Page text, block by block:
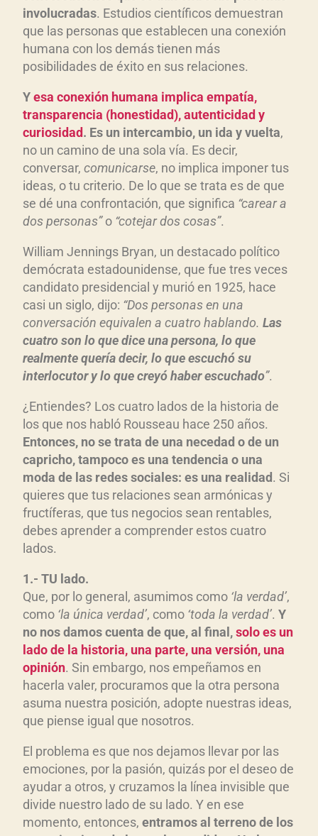
involucradas. Estudios científicos demuestran
que las personas que establecen una conexión
humana con los demás tienen más
posibilidades de éxito en sus relaciones.
Yesa conexión humana implica empatía,
transparencia (honestidad), autenticidad y
curiosidad. Es un intercambio, un ida y vuelta,
no un camino de una sola vía. Es decir,
conversar, comunicarse, no implica imponer tus
ideas, o tu criterio. De lo que se trata es de que
se dé una confrontación, que significa “carear a
dos personas”o “cotejar dos cosas”.
William Jennings Bryan, un destacado político
demócrata estadounidense, que fue tres veces
candidato presidencial y murió en 1925, hace
casi un siglo, dijo: “Dos personas en una
conversación equivalen a cuatro hablando. Las
cuatro son lo que dice una persona, lo que
realmente quería decir, lo que escuchó su
interlocutor y lo que creyó haber escuchado”.
¿Entiendes? Los cuatro lados de la historia de
los que nos habló Rousseau hace 250 años.
Entonces, no se trata de una necedad o de un
capricho, tampoco es una tendencia o una
moda de las redes sociales: es una realidad. Si
quieres que tus relaciones sean armónicas y
fructíferas, que tus negocios sean rentables,
debes aprender a comprender estos cuatro
lados.
1.- TU lado.
Que, por lo general, asumimos como ‘la verdad’,
como ‘la única verdad’, como ‘toda la verdad’. Y
no nos damos cuenta de que, al final,solo es un
lado de la historia, una parte, una versión, una
opinión. Sin embargo, nos empeñamos en
hacerla valer, procuramos que la otra persona
asuma nuestra posición, adopte nuestras ideas,
que piense igual que nosotros.
El problema es que nos dejamos llevar por las
emociones, por la pasión, quizás por el deseo de
ayudar a otros, y cruzamos la línea invisible que
divide nuestro lado de su lado. Y en ese
momento, entonces, entramos al terreno de los